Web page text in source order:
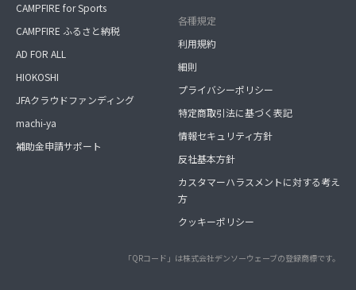
CAMPFIRE for Sports
CAMPFIRE ふるさと納税
AD FOR ALL
HIOKOSHI
JFAクラウドファンディング
machi-ya
補助金申請サポート
各種規定
利用規約
細則
プライバシーポリシー
特定商取引法に基づく表記
情報セキュリティ方針
反社基本方針
カスタマーハラスメントに対する考え
方
クッキーポリシー
「QRコード」は株式会社デンソーウェーブの登録商標です。